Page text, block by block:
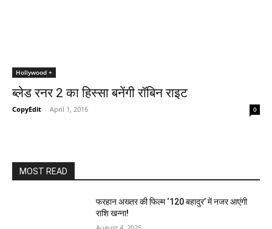
Hollywood +
ब्लेड रनर 2 का हिस्सा बनेंगी रॉबिन राइट
CopyEdit - April 1, 2016 0
MOST READ
फरहान अख्तर की फिल्म ‘120 बहादुर’ में नजर आएंगी
राशि खन्ना!